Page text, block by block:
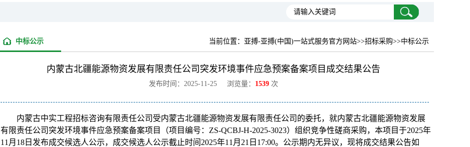
当前位置： 亚搏-亚搏(中国)一站式服务官方网站>>招标采购>>中标公示
中标公示
内蒙古北疆能源物资发展有限责任公司突发环境事件应急预案备案项目成交结果公告
发布时间：2025-11-25 浏览量： 1539 次
内蒙古中实工程招标咨询有限责任公司受内蒙古北疆能源物资发展有限责任公司的委托，就内蒙古北疆能源物资发展
有限责任公司突发环境事件应急预案备案项目（项目编号：ZS-QCBJ-H-2025-3023）组织竞争性磋商采购，本项目于2025年
11月18日发布成交候选人公示，成交候选人公示截止时间2025年11月21日17:00。公示期内无异议，现将成交结果公告如